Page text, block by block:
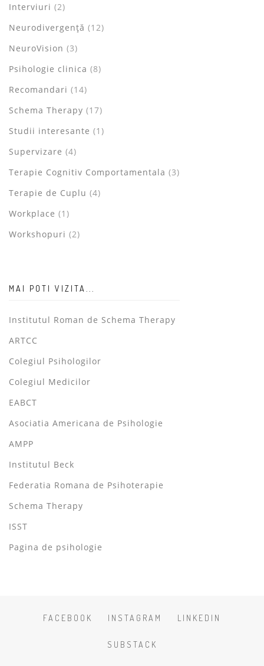
Interviuri (2)
Neurodivergență (12)
NeuroVision (3)
Psihologie clinica (8)
Recomandari (14)
Schema Therapy (17)
Studii interesante (1)
Supervizare (4)
Terapie Cognitiv Comportamentala (3)
Terapie de Cuplu (4)
Workplace (1)
Workshopuri (2)
MAI POTI VIZITA...
Institutul Roman de Schema Therapy
ARTCC
Colegiul Psihologilor
Colegiul Medicilor
EABCT
Asociatia Americana de Psihologie
AMPP
Institutul Beck
Federatia Romana de Psihoterapie
Schema Therapy
ISST
Pagina de psihologie
FACEBOOK INSTAGRAM LINKEDIN
SUBSTACK